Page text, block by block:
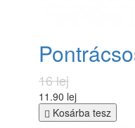
16 lej
11.90 lej
Kosárba tesz